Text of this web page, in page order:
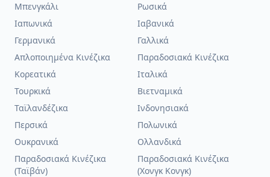
Μπενγκάλι
Ρωσικά
Ιαπωνικά
Ιαβανικά
Γερμανικά
Γαλλικά
Απλοποιημένα Κινέζικα
Παραδοσιακά Κινέζικα
Κορεατικά
Ιταλικά
Τουρκικά
Βιετναμικά
Ταϊλανδέζικα
Ινδονησιακά
Περσικά
Πολωνικά
Ουκρανικά
Ολλανδικά
Παραδοσιακά Κινέζικα
(Ταϊβάν)
Παραδοσιακά Κινέζικα
(Χονγκ Κονγκ)